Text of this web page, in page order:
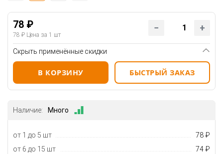
78 ₽
78 ₽ Цена за 1 шт
Скрыть применённые скидки
В КОРЗИНУ БЫСТРЫЙ ЗАКАЗ
Наличие: Много
от 1 до 5 шт
78 ₽
от 6 до 15 шт
74 ₽